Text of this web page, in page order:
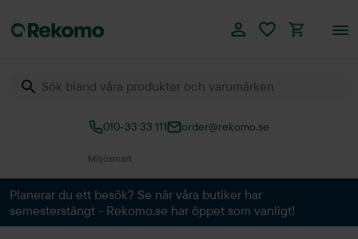
010-33 33 111 order@rekomo.se
Över 60.000 produkter
Planerar du ett besök? Se när våra butiker har
semesterstängt - Rekomo.se har öppet som vanligt!